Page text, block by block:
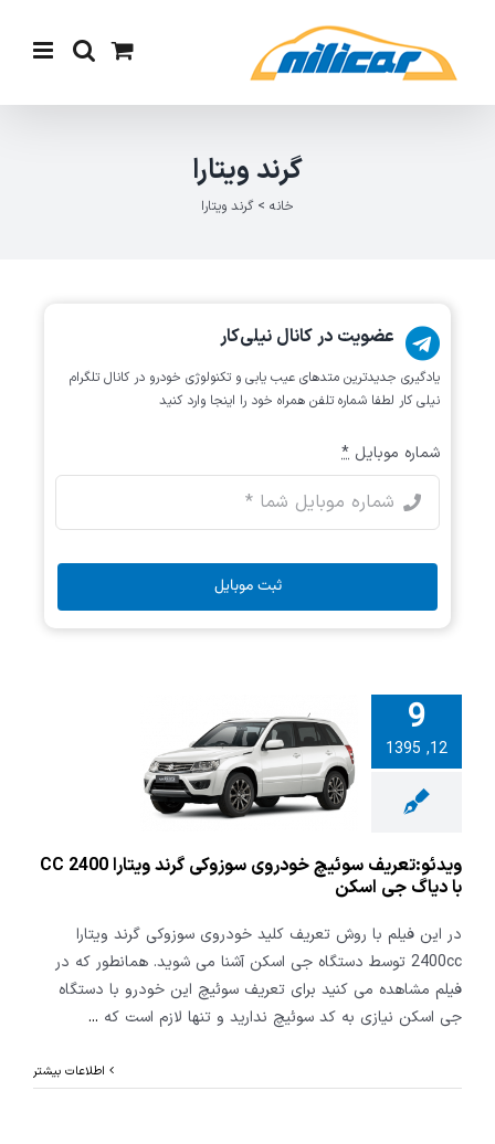
content
گرند ویتارا
خانه >گرند ویتارا
9
12, 1395سوئیچ
سوزوکی گرند
ویتارا 2400 CC با
جی اسکن
ویدئو:تعریف سوئیچ خودروی سوزوکی گرند ویتارا 2400 CC
با دیاگ جی اسکن
در این فیلم با روش تعریف کلید خودروی سوزوکی گرند ویتارا
2400cc توسط دستگاه جی اسکن آشنا می شوید. همانطور که در
فیلم مشاهده می کنید برای تعریف سوئیچ این خودرو با دستگاه
جی اسکن نیازی به کد سوئیچ ندارید و تنها لازم است که ...
اطلاعات بیشتر
عضویت در کانال نیلی‌کار
یادگیری جدیدترین متد‌های عیب یابی‌ و تکنولوژی خودرو در کانال تلگرام
نیلی کار لطفا شماره تلفن همراه خود را اینجا وارد کنید
شماره موبایل *
ثبت موبایل